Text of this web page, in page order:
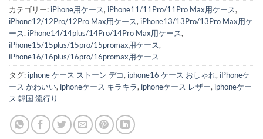
カテゴリー: iPhone用ケース, iPhone11/11Pro/11Pro Max用ケース,
iPhone12/12Pro/12Pro Max用ケース, iPhone13/13Pro/13Pro Max用ケ
ース, iPhone14/14plus/14Pro/14Pro Max用ケース,
iPhone15/15plus/15pro/15promax用ケース,
iPhone16/16plus/16pro/16promax用ケース
タグ: iphone ケース ストーン デコ, iphone16 ケース おしゃれ, iPhoneケ
ース かわいい, iphoneケース キラキラ, iphoneケース レザー, iphoneケー
ス 韓国 流行り